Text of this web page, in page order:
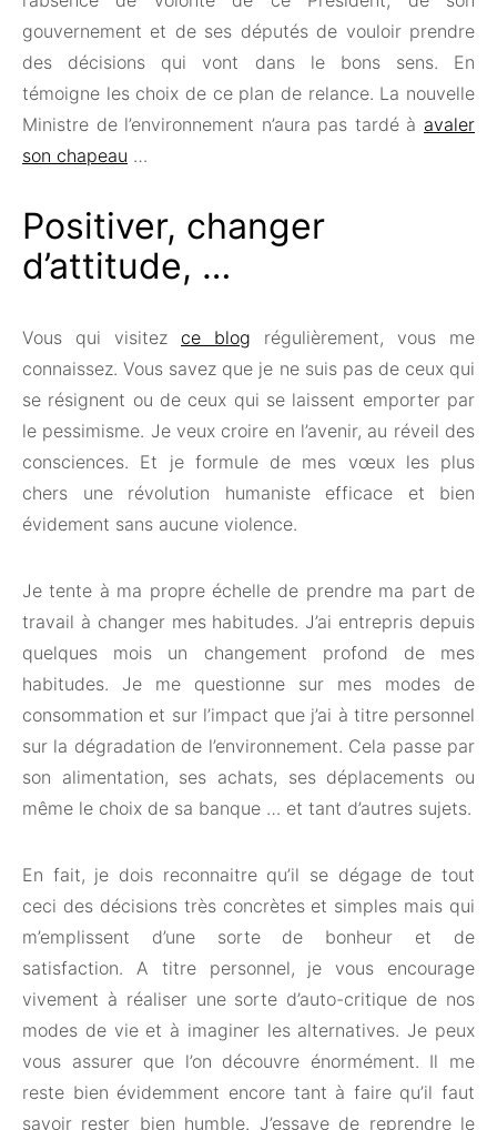
gouvernement et de ses députés de vouloir prendre
des décisions qui vont dans le bons sens. En
témoigne les choix de ce plan de relance. La nouvelle
Ministre de l’environnement n’aura pas tardé à avaler
son chapeau …
Positiver, changer
d’attitude, …
Vous qui visitez ce blog régulièrement, vous me
connaissez. Vous savez que je ne suis pas de ceux qui
se résignent ou de ceux qui se laissent emporter par
le pessimisme. Je veux croire en l’avenir, au réveil des
consciences. Et je formule de mes vœux les plus
chers une révolution humaniste efficace et bien
évidement sans aucune violence.
Je tente à ma propre échelle de prendre ma part de
travail à changer mes habitudes. J’ai entrepris depuis
quelques mois un changement profond de mes
habitudes. Je me questionne sur mes modes de
consommation et sur l’impact que j’ai à titre personnel
sur la dégradation de l’environnement. Cela passe par
son alimentation, ses achats, ses déplacements ou
même le choix de sa banque … et tant d’autres sujets.
En fait, je dois reconnaitre qu’il se dégage de tout
ceci des décisions très concrètes et simples mais qui
m’emplissent d’une sorte de bonheur et de
satisfaction. A titre personnel, je vous encourage
vivement à réaliser une sorte d’auto-critique de nos
modes de vie et à imaginer les alternatives. Je peux
vous assurer que l’on découvre énormément. Il me
reste bien évidemment encore tant à faire qu’il faut
savoir rester bien humble. J’essaye de reprendre le